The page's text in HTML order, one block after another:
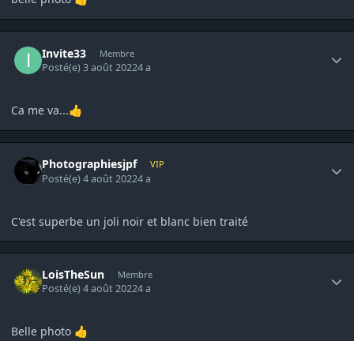
Invite33 Membre
Posté(e)3 août 20224 a
Ca me va...👍
Photographiesjpf VIP
Posté(e)4 août 20224 a
C'est superbe un joli noir et blanc bien traité
LoisTheSun Membre
Posté(e)4 août 20224 a
Belle photo 👍